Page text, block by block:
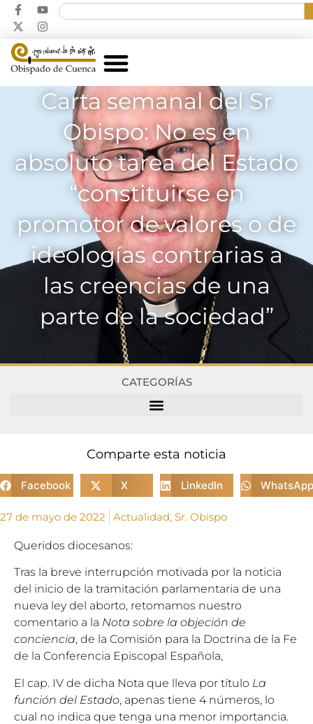
Carta semanal del Sr
Obispo: No es en
absoluto tarea del Estado
“constituirse en
promotor de valores o de
ideologías contrarias a
las creencias de una
parte de la sociedad”
CATEGORÍAS
Comparte esta noticia
Facebook X LinkedIn WhatsApp
27 de mayo de 2022 Actualidad, Sr. Obispo
Queridos diocesanos:
Tras la breve interrupción motivada por la noticia
del inicio de la tramitación parlamentaria de una
nueva ley del aborto, retomamos nuestro
comentario a la Nota sobre la objeción de
conciencia, de la Comisión para la Doctrina de la Fe
de la Conferencia Episcopal Española,
El cap. IV de dicha Nota que lleva por título La
función del Estado, apenas tiene 4 números, lo
cual no indica que tenga una menor importancia.